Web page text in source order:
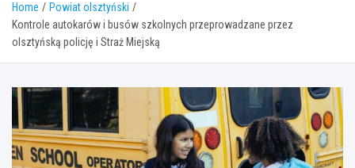
Home
Powiat olsztyński
Kontrole autokarów i busów szkolnych przeprowadzane przez
olsztyńską policję i Straż Miejską